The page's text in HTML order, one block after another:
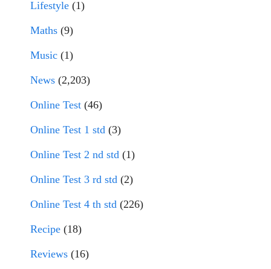
Lifestyle (1)
Maths (9)
Music (1)
News (2,203)
Online Test (46)
Online Test 1 std (3)
Online Test 2 nd std (1)
Online Test 3 rd std (2)
Online Test 4 th std (226)
Recipe (18)
Reviews (16)